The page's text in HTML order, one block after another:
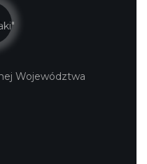
Województwa